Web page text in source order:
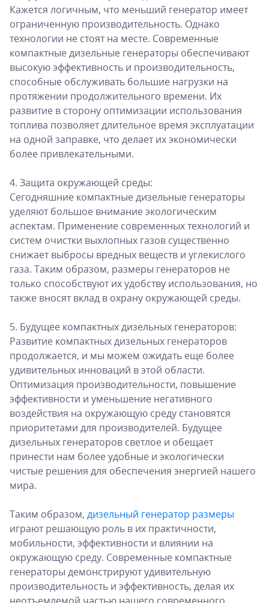
Кажется логичным, что меньший генератор имеет
ограниченную производительность. Однако
технологии не стоят на месте. Современные
компактные дизельные генераторы обеспечивают
высокую эффективность и производительность,
способные обслуживать большие нагрузки на
протяжении продолжительного времени. Их
развитие в сторону оптимизации использования
топлива позволяет длительное время эксплуатации
на одной заправке, что делает их экономически
более привлекательными.
4. Защита окружающей среды:
Сегодняшние компактные дизельные генераторы
уделяют большое внимание экологическим
аспектам. Применение современных технологий и
систем очистки выхлопных газов существенно
снижает выбросы вредных веществ и углекислого
газа. Таким образом, размеры генераторов не
только способствуют их удобству использования, но
также вносят вклад в охрану окружающей среды.
5. Будущее компактных дизельных генераторов:
Развитие компактных дизельных генераторов
продолжается, и мы можем ожидать еще более
удивительных инноваций в этой области.
Оптимизация производительности, повышение
эффективности и уменьшение негативного
воздействия на окружающую среду становятся
приоритетами для производителей. Будущее
дизельных генераторов светлое и обещает
принести нам более удобные и экологически
чистые решения для обеспечения энергией нашего
мира.
Таким образом, дизельный генератор размеры
играют решающую роль в их практичности,
мобильности, эффективности и влиянии на
окружающую среду. Современные компактные
генераторы демонстрируют удивительную
производительность и эффективность, делая их